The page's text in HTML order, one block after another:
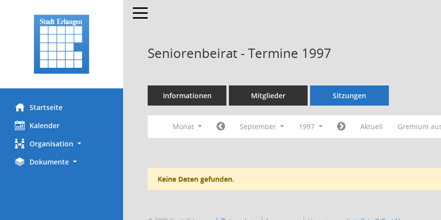
Startseite
Kalender
Organisation
Dokumente
Toggle navigation
Seniorenbeirat - Termine 1997
Informationen Mitglieder Sitzungen
Monat September 1997 Aktuell Gremium
Keine Daten gefunden.